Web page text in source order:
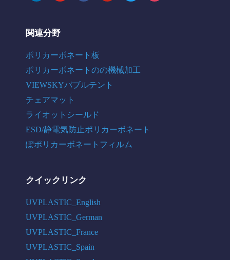
関連分野
ポリカーボネート板
ポリカーボネートのの機械加工
VIEWSKYバブルテント
チェアマット
ライオットシールド
ESD/静電気防止ポリカーボネート
ぽポリカーボネートフィルム
クイックリンク
UVPLASTIC_English
UVPLASTIC_German
UVPLASTIC_France
UVPLASTIC_Spain